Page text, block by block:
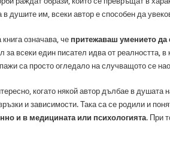
в душите им, всеки автор е способен да
означава, че притежаваш умението
за всеки един писател идва от реалността, в
са просто огледало на случващото се
когато някой автор дълбае в душата
и зависимости. Така са се родили и
и в медицината или психологията. При